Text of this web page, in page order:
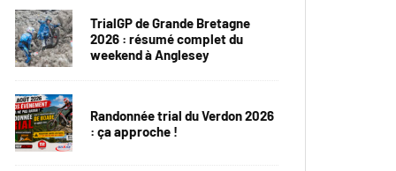
TrialGP de Grande Bretagne
2026 : résumé complet du
weekend à Anglesey
Randonnée trial du Verdon 2026
: ça approche !